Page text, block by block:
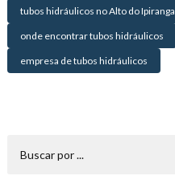
tubos hidráulicos no Alto do Ipiranga
onde encontrar tubos hidráulicos
empresa de tubos hidráulicos